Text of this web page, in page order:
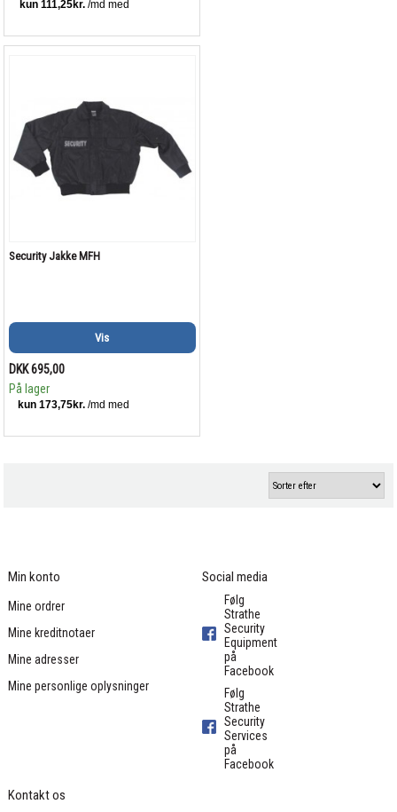
Security Jakke MFH
Vis
DKK 695,00
På lager
Min konto
Mine ordrer
Mine kreditnotaer
Mine adresser
Mine personlige oplysninger
Social media
Følg
Strathe
Security
Equipment
på
Facebook
Følg
Strathe
Security
Services
på
Facebook
Kontakt os